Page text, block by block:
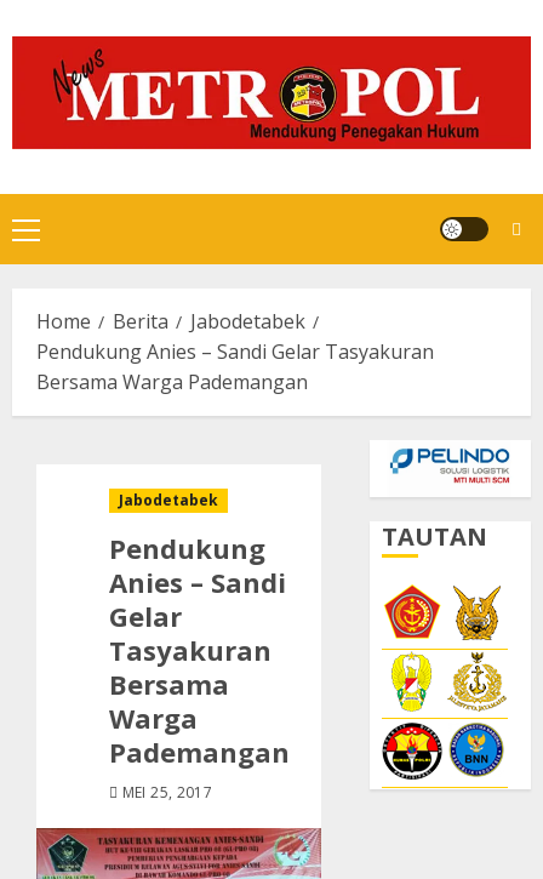
to
content
Primary
Menu
Home Berita
Jabodetabek
Pendukung Anies – Sandi Gelar Tasyakuran
Bersama Warga Pademangan
Jabodetabek
Pendukung
Anies – Sandi
Gelar
Tasyakuran
Bersama
Warga
Pademangan
MEI 25, 2017
TAUTAN